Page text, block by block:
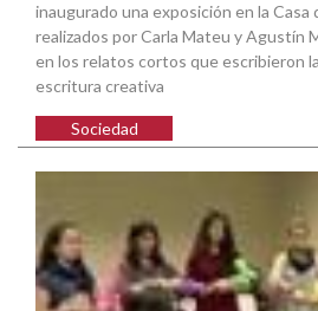
inaugurado una exposición en la Casa
realizados por Carla Mateu y Agustín
en los relatos cortos que escribieron
escritura creativa
Sociedad